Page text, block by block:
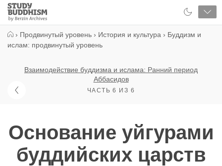
Close
Study
Buddhism
› Продвинутый уровень › История и культура › Буддизм и
ислам: продвинутый уровень
Взаимодействие буддизма и ислама: Ранний период
Аббасидов
ЧАСТЬ 6 ИЗ 6
Основание уйгурами
буддийских царств